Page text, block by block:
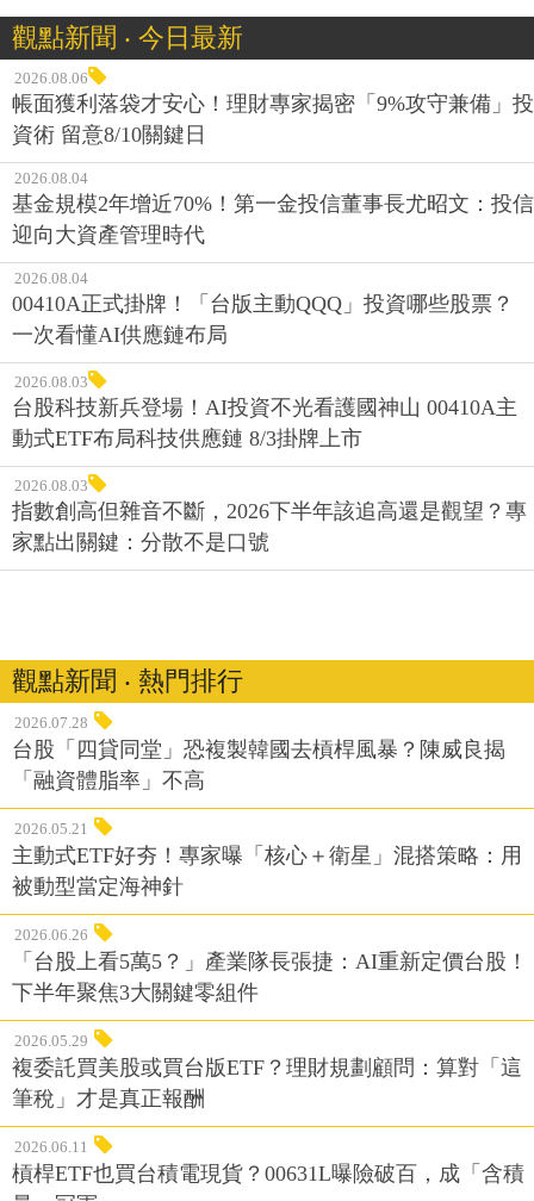
觀點新聞 ‧ 今日最新
2026.08.06
帳面獲利落袋才安心！理財專家揭密「9%攻守兼備」投
資術 留意8/10關鍵日
2026.08.04
基金規模2年增近70%！第一金投信董事長尤昭文：投信
迎向大資產管理時代
2026.08.04
00410A正式掛牌！「台版主動QQQ」投資哪些股票？
一次看懂AI供應鏈布局
2026.08.03
台股科技新兵登場！AI投資不光看護國神山 00410A主
動式ETF布局科技供應鏈 8/3掛牌上市
2026.08.03
指數創高但雜音不斷，2026下半年該追高還是觀望？專
家點出關鍵：分散不是口號
觀點新聞 ‧ 熱門排行
2026.07.28
台股「四貸同堂」恐複製韓國去槓桿風暴？陳威良揭
「融資體脂率」不高
2026.05.21
主動式ETF好夯！專家曝「核心＋衛星」混搭策略：用
被動型當定海神針
2026.06.26
「台股上看5萬5？」產業隊長張捷：AI重新定價台股！
下半年聚焦3大關鍵零組件
2026.05.29
複委託買美股或買台版ETF？理財規劃顧問：算對「這
筆稅」才是真正報酬
2026.06.11
槓桿ETF也買台積電現貨？00631L曝險破百，成「含積